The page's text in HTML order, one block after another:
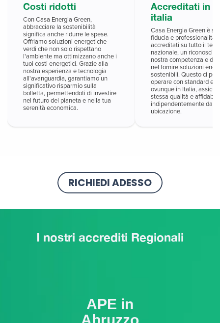
Costi ridotti
Con Casa Energia Green,
abbracciare la sostenibilità
significa anche ridurre le spese.
Offriamo soluzioni energetiche
verdi che non solo rispettano
l'ambiente ma ottimizzano anche i
tuoi costi energetici. Grazie alla
nostra esperienza e tecnologia
all'avanguardia, garantiamo un
significativo risparmio sulla
bolletta, permettendoti di investire
nel futuro del pianeta e nella tua
serenità economica.
Accreditati in
italia
Casa Energia Green è
fiducia e professionalità.
accreditati su tutto il
nazionale, un
nostra competenza e
nel fornire soluzioni
sostenibili. Questo ci
operare con standard
ovunque in Italia,
stessa qualità e
indipendentemente
ubicazione.
RICHIEDI ADESSO
I nostri accrediti Regionali
APE in